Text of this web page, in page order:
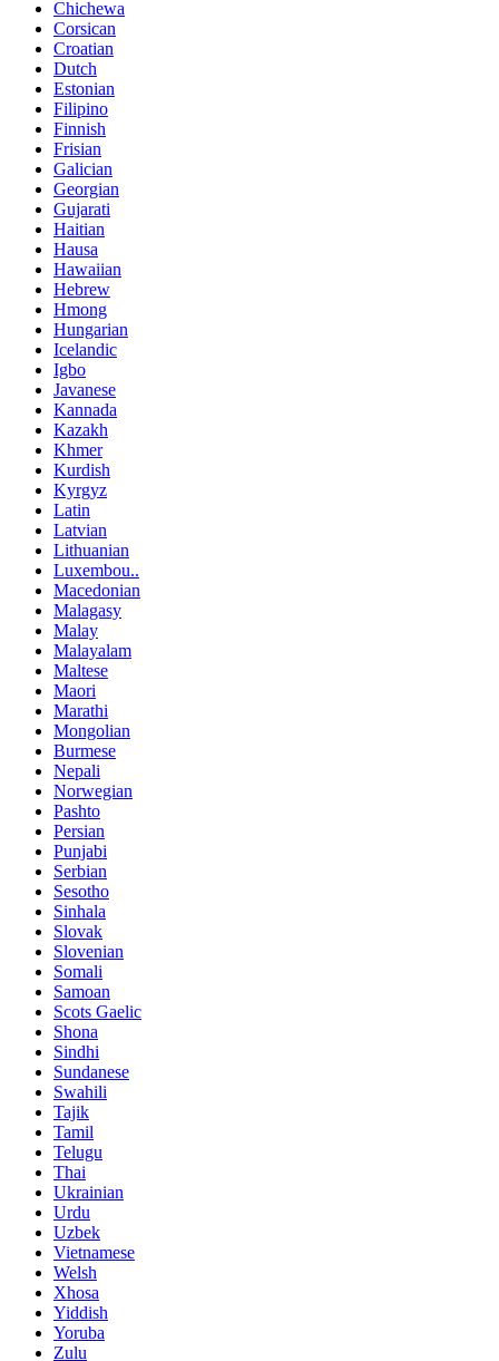
Chichewa
Corsican
Croatian
Dutch
Estonian
Filipino
Finnish
Frisian
Galician
Georgian
Gujarati
Haitian
Hausa
Hawaiian
Hebrew
Hmong
Hungarian
Icelandic
Igbo
Javanese
Kannada
Kazakh
Khmer
Kurdish
Kyrgyz
Latin
Latvian
Lithuanian
Luxembou..
Macedonian
Malagasy
Malay
Malayalam
Maltese
Maori
Marathi
Mongolian
Burmese
Nepali
Norwegian
Pashto
Persian
Punjabi
Serbian
Sesotho
Sinhala
Slovak
Slovenian
Somali
Samoan
Scots Gaelic
Shona
Sindhi
Sundanese
Swahili
Tajik
Tamil
Telugu
Thai
Ukrainian
Urdu
Uzbek
Vietnamese
Welsh
Xhosa
Yiddish
Yoruba
Zulu